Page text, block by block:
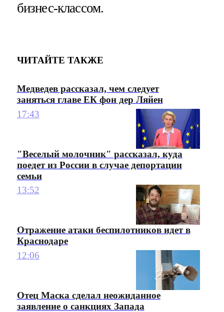
бизнес-классом.
ЧИТАЙТЕ ТАКЖЕ
Медведев рассказал, чем следует
заняться главе ЕК фон дер Ляйен
17:43
"Веселый молочник" рассказал, куда
поедет из России в случае депортации
семьи
13:52
Отражение атаки беспилотников идет в
Краснодаре
12:06
Отец Маска сделал неожиданное
заявление о санкциях Запада